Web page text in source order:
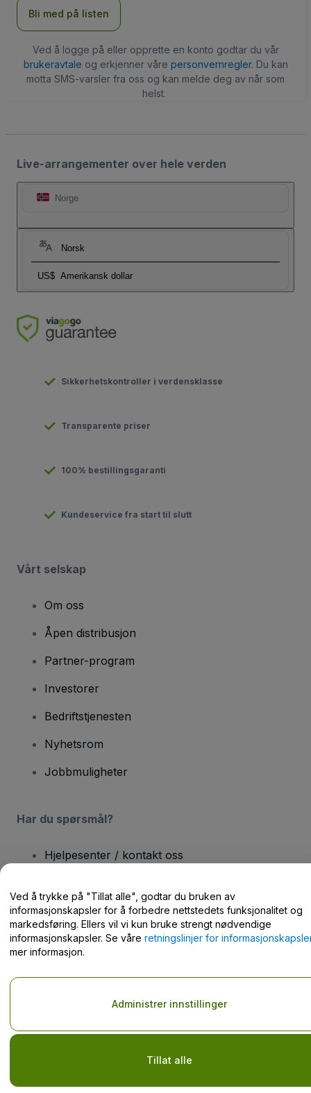
Bli med på listen
Ved å logge på eller opprette en konto godtar du vår
brukeravtale og erkjenner våre personvernregler. Du kan
motta SMS-varsler fra oss og kan melde deg av når som
helst.
Live-arrangementer over hele verden
Norge
Norsk
US$ Amerikansk dollar
Sikkerhetskontroller i verdensklasse
Transparente priser
100% bestillingsgaranti
Kundeservice fra start til slutt
Vårt selskap
Om oss
Åpen distribusjon
Partner-program
Investorer
Bedriftstjenesten
Nyhetsrom
Jobbmuligheter
Har du spørsmål?
Hjelpesenter / kontakt oss
Opphavsrett © viagogo GmbH 2026 Selskapsopplysninger
Bruk av denne nettsiden innebærer aksept av
Vilkår og betingelser
og Retningslinjer for personvern
Do Not Share My Personal Information/Your Privacy Choices
Ved å trykke på "Tillat alle", godtar du bruken av
informasjonskapsler for å forbedre nettstedets funksjonalitet og
markedsføring. Ellers vil vi kun bruke strengt nødvendige
informasjonskapsler. Se våre retningslinjer for
mer informasjon.
Tillat alle
Administrer innstillinger